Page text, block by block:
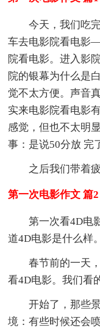
今天，我们吃完
车去电影院看电影
院看电影。进入影
院的银幕为什么是
觉不太方便。声音
实来电影院看电影
感觉，但也不太明
事：是说50分放 完
之后我们带着疲
第一次电影作文 篇2
第一次看4D电影
道4D电影是什么样。
春节前的一天，
看4D电影。我们看
开始了，那些景
境：有些时候还会